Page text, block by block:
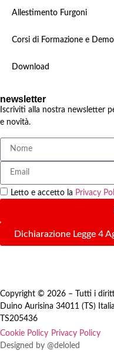
Allestimento Furgoni
Corsi di Formazione e
Download
newsletter
Iscriviti alla nostra newsletter
e novità.
Letto e accetto la Privacy
Dichiarazione Legge 4
Copyright © 2026 – Tutti i
Duino Aurisina 34011 (TS)
TS205436
Cookie Policy Privacy Policy
Designed by @deloled